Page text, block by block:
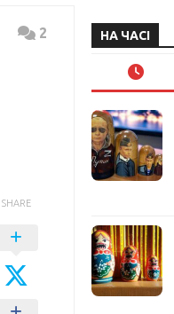
2
SHARE
НА ЧАСІ